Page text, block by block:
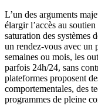
L’un des arguments
élargir l’accès au
saturation des systèmes
un rendez-vous avec un
semaines ou mois, les
parfois 24h/24, sans
plateformes proposent
comportementales, des
programmes de pleine